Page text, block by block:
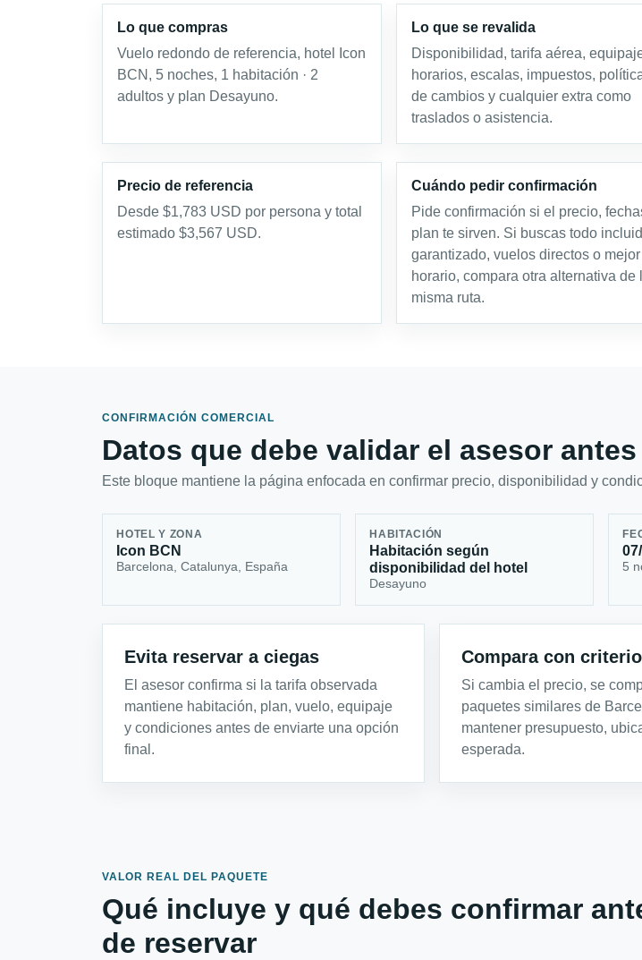
Lo que compras
Vuelo redondo de referencia, hotel Icon
BCN, 5 noches, 1 habitación · 2
adultos y plan Desayuno.
Lo que se revalida
Disponibilidad, tarifa aérea,
horarios, escalas, impuestos,
de cambios y cualquier extra como
traslados o asistencia.
Precio de referencia
Desde $1,783 USD por persona y total
estimado $3,567 USD.
Cuándo pedir confirmación
Pide confirmación si el precio,
plan te sirven. Si buscas todo
garantizado, vuelos directos o mejor
horario, compara otra alternativa de
misma ruta.
CONFIRMACIÓN COMERCIAL
Datos que debe validar el asesor
Este bloque mantiene la página enfocada en confirmar precio, disponibilidad y
HOTEL Y ZONA
Icon BCN
Barcelona, Catalunya, España
HABITACIÓN
Habitación según
disponibilidad del hotel
Desayuno
5
Evita reservar a ciegas
El asesor confirma si la tarifa observada
mantiene habitación, plan, vuelo, equipaje
y condiciones antes de enviarte una opción
final.
Compara con criterio
Si cambia el precio, se
paquetes similares de
mantener presupuesto,
esperada.
VALOR REAL DEL PAQUETE
Qué incluye y qué debes confirmar
de reservar